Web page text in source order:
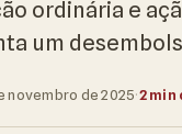
ordinária e
um
novembro de 2025·2 min